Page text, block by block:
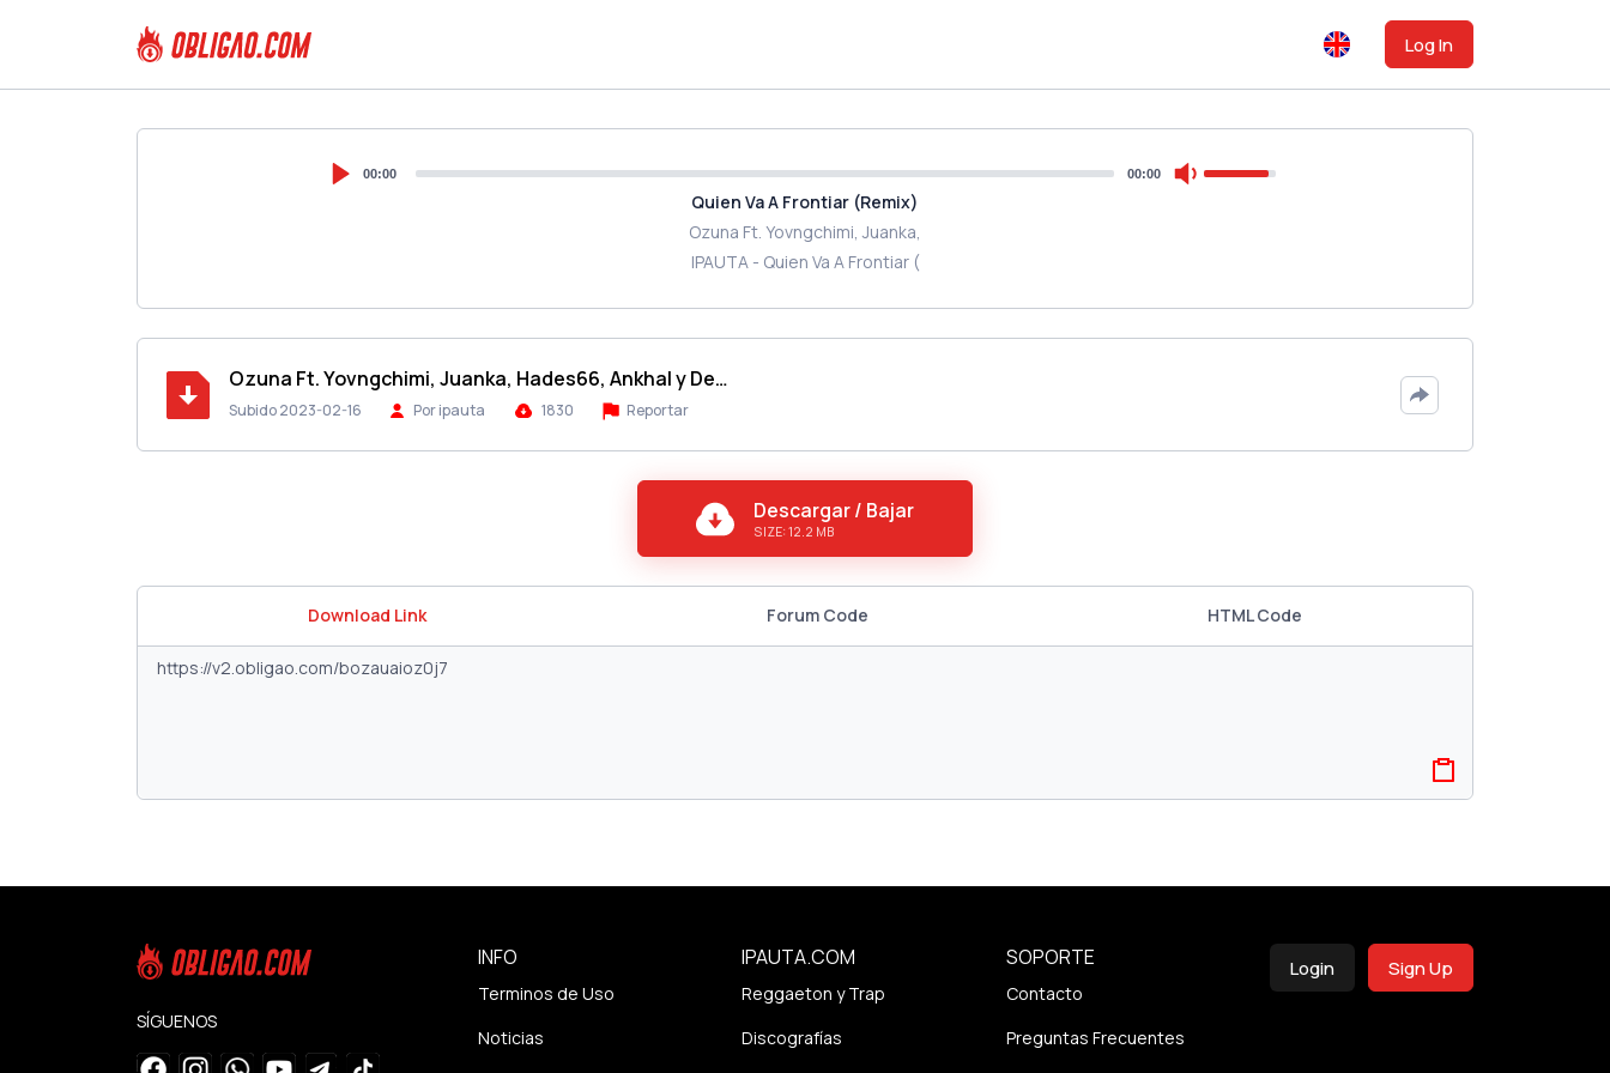
Log In
00:00 00:00
Quien Va A Frontiar (Remix)
Ozuna Ft. Yovngchimi, Juanka,
IPAUTA - Quien Va A Frontiar (
Ozuna Ft. Yovngchimi, Juanka, Hades66, Ankhal y De…
Subido 2023-02-16 Por ipauta 1830 Reportar
Descargar / Bajar
SIZE: 12.2 MB
Download Link Forum Code HTML Code
SÍGUENOS
INFO
Terminos de Uso
Noticias
IPAUTA.COM
Reggaeton y Trap
Discografías
SOPORTE
Contacto
Preguntas Frecuentes
Login Sign Up